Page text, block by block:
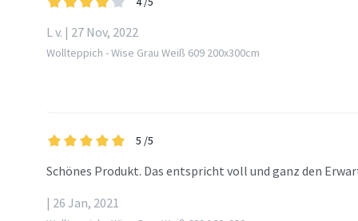
L v. | 27 Nov, 2022
Wollteppich - Wise Grau Weiß 609 200x300cm
5 /5
Schönes Produkt. Das entspricht voll und ganz den
| 26 Jan, 2021